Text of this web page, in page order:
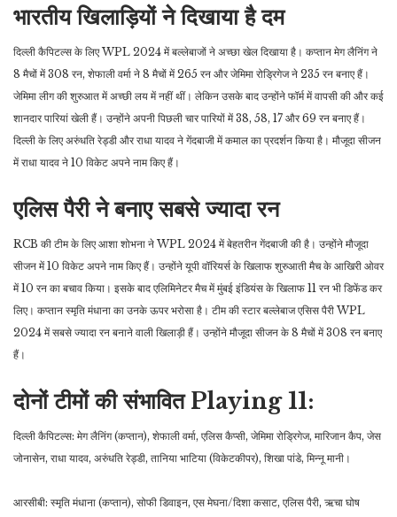
भारतीय खिलाड़ियों ने दिखाया है दम
दिल्ली कैपिटल्स के लिए WPL 2024 में बल्लेबाजों ने अच्छा खेल दिखाया है। कप्तान मेग लैनिंग ने
8 मैचों में 308 रन, शेफाली वर्मा ने 8 मैचों में 265 रन और जेमिमा रोड्रिगेज ने 235 रन बनाए हैं।
जेमिमा लीग की शुरुआत में अच्छी लय में नहीं थीं। लेकिन उसके बाद उन्होंने फॉर्म में वापसी की और कई
शानदार पारियां खेली हैं। उन्होंने अपनी पिछली चार पारियों में 38, 58, 17 और 69 रन बनाए हैं।
दिल्ली के लिए अरुंधति रेड्डी और राधा यादव ने गेंदबाजी में कमाल का प्रदर्शन किया है। मौजूदा सीजन
में राधा यादव ने 10 विकेट अपने नाम किए हैं।
एलिस पैरी ने बनाए सबसे ज्यादा रन
RCB की टीम के लिए आशा शोभना ने WPL 2024 में बेहतरीन गेंदबाजी की है। उन्होंने मौजूदा
सीजन में 10 विकेट अपने नाम किए हैं। उन्होंने यूपी वॉरियर्स के खिलाफ शुरुआती मैच के आखिरी ओवर
में 10 रन का बचाव किया। इसके बाद एलिमिनेटर मैच में मुंबई इंडियंस के खिलाफ 11 रन भी डिफेंड कर
लिए। कप्तान स्मृति मंधाना का उनके ऊपर भरोसा है। टीम की स्टार बल्लेबाज एसिस पैरी WPL
2024 में सबसे ज्यादा रन बनाने वाली खिलाड़ी हैं। उन्होंने मौजूदा सीजन के 8 मैचों में 308 रन बनाए
हैं।
दोनों टीमों की संभावित Playing 11:
दिल्ली कैपिटल्स: मेग लैनिंग (कप्तान), शेफाली वर्मा, एलिस कैप्सी, जेमिमा रोड्रिगेज, मारिजान कैप, जेस
जोनासेन, राधा यादव, अरुंधति रेड्डी, तानिया भाटिया (विकेटकीपर), शिखा पांडे, मिन्नू मानी।
आरसीबी: स्मृति मंधाना (कप्तान), सोफी डिवाइन, एस मेघना/दिशा कसाट, एलिस पैरी, ऋचा घोष